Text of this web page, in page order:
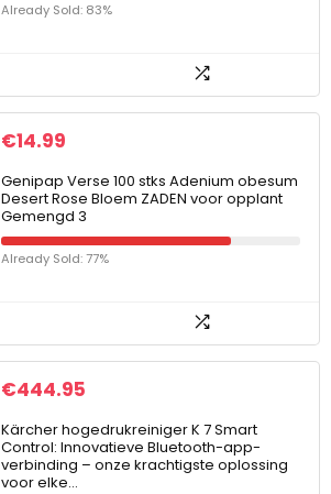
Already Sold: 83%
€14.99
Genipap Verse 100 stks Adenium obesum
Desert Rose Bloem ZADEN voor opplant
Gemengd 3
Already Sold: 77%
€444.95
Kärcher hogedrukreiniger K 7 Smart
Control: Innovatieve Bluetooth-app-
verbinding – onze krachtigste oplossing
voor elke…